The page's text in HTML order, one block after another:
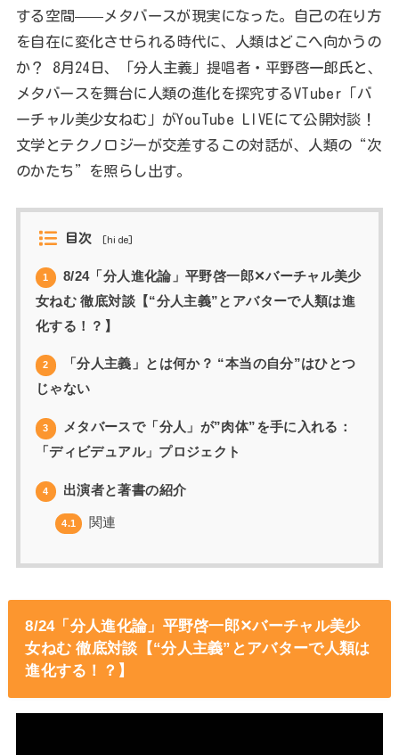
する空間——メタバースが現実になった。自己の在り方
を自在に変化させられる時代に、人類はどこへ向かうの
か？ 8月24日、「分人主義」提唱者・平野啓一郎氏と、
メタバースを舞台に人類の進化を探究するVTuber「バ
ーチャル美少女ねむ」がYouTube LIVEにて公開対談！
文学とテクノロジーが交差するこの対話が、人類の“次
のかたち”を照らし出す。
目次 [hide]
1
8/24「分人進化論」平野啓一郎✕バーチャル美少
女ねむ 徹底対談【“分人主義”とアバターで人類は進
化する！？】
2
「分人主義」とは何か？ “本当の自分”はひとつ
じゃない
3
メタバースで「分人」が”肉体”を手に入れる：
「ディビデュアル」プロジェクト
4 出演者と著書の紹介
4.1 関連
8/24「分人進化論」平野啓一郎✕バーチャル美少
女ねむ 徹底対談【“分人主義”とアバターで人類は
進化する！？】